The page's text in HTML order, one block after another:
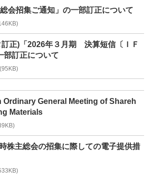
会招集ご通知」の一部訂正について
)
正)「2026年３月期 決算短信〔ＩＦ
部訂正について
(95KB)
Ordinary General Meeting of Shareh
Materials
)
株主総会の招集に際しての電子提供措
)